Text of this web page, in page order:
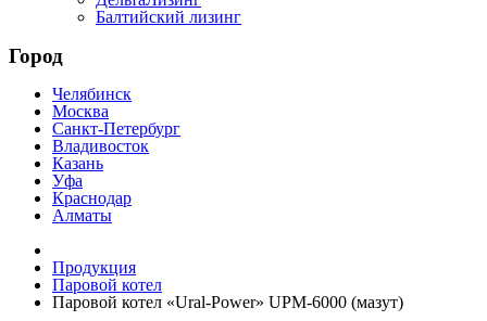
Балтийский лизинг
Город
Челябинск
Москва
Санкт-Петербург
Владивосток
Казань
Уфа
Краснодар
Алматы
Продукция
Паровой котел
Паровой котел «Ural-Power» UPM-6000 (мазут)